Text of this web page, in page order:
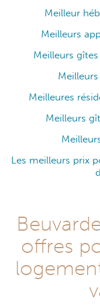
Meilleur
Meilleurs
Meilleurs
Meilleures
Meilleurs
Les meilleurs prix
offres